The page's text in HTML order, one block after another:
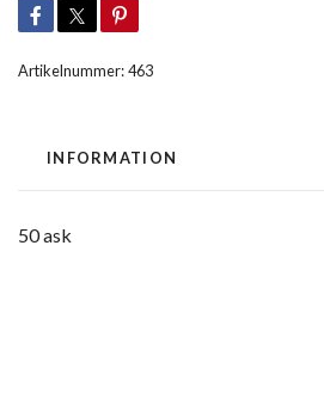
Artikelnummer:463
INFORMATION
50 ask